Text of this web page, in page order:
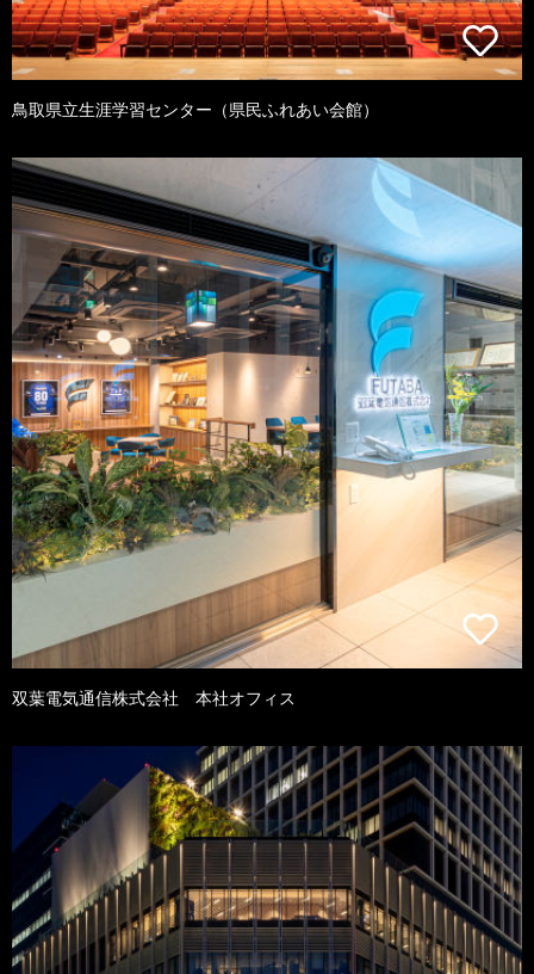
鳥取県立生涯学習センター（県民ふれあい会館）
双葉電気通信株式会社 本社オフィス